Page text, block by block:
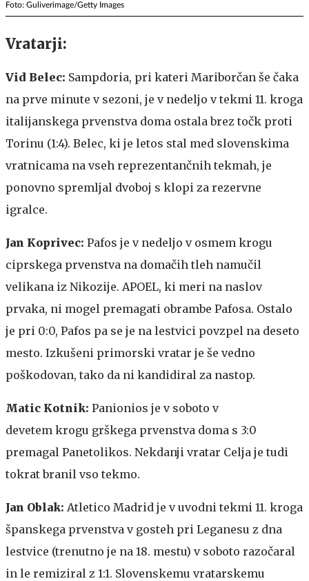
Foto: Guliverimage/Getty Images
Vratarji:
Vid Belec: Sampdoria, pri kateri Mariborčan še čaka
na prve minute v sezoni, je v nedeljo v tekmi 11. kroga
italijanskega prvenstva doma ostala brez točk proti
Torinu (1:4). Belec, ki je letos stal med slovenskima
vratnicama na vseh reprezentančnih tekmah, je
ponovno spremljal dvoboj s klopi za rezervne
igralce.
Jan Koprivec: Pafos je v nedeljo v osmem krogu
ciprskega prvenstva na domačih tleh namučil
velikana iz Nikozije. APOEL, ki meri na naslov
prvaka, ni mogel premagati obrambe Pafosa. Ostalo
je pri 0:0, Pafos pa se je na lestvici povzpel na deseto
mesto. Izkušeni primorski vratar je še vedno
poškodovan, tako da ni kandidiral za nastop.
Matic Kotnik: Panionios je v soboto v
devetem krogu grškega prvenstva doma s 3:0
premagal Panetolikos. Nekdanji vratar Celja je tudi
tokrat branil vso tekmo.
Jan Oblak: Atletico Madrid je v uvodni tekmi 11. kroga
španskega prvenstva v gosteh pri Leganesu z dna
lestvice (trenutno je na 18. mestu) v soboto razočaral
in le remiziral z 1:1. Slovenskemu vratarskemu